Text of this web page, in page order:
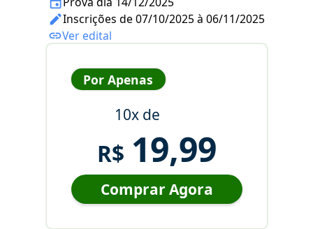
Inscrições de 07/10/2025 à 06/11/2025
Ver edital
Por Apenas
10x de
R$ 19,99
Comprar Agora